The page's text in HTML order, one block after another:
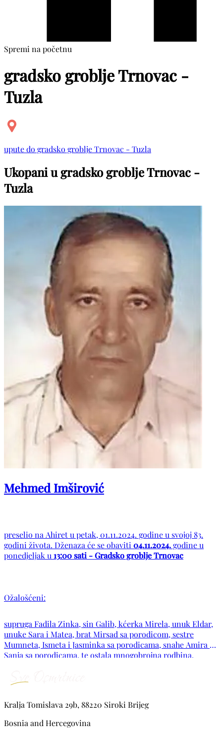
Spremi na početnu
gradsko groblje Trnovac -
Tuzla
upute do gradsko groblje Trnovac - Tuzla
Ukopani u gradsko groblje Trnovac -
Tuzla
Mehmed Imširović
preselio na Ahiret u petak, 01.11.2024. godine u svojoj 83.
godini života. Dženaza će se obaviti04.11.2024.godine u
ponedjeljak u13:00 sati - Gradsko groblje Trnovac
Ožalošćeni:
supruga Fadila Zinka, sin Galib, kćerka Mirela, unuk Eldar,
unuke Sara i Matea, brat Mirsad sa porodicom, sestre
Mumneta, Ismeta i Jasminka sa porodicama, snahe Amira i
Sanja sa porodicama, te ostala mnogobrojna rodbina,
Kralja Tomislava 29b, 88220 Siroki Brijeg
Bosnia and Hercegovina